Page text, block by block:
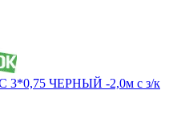
3*0,75 ЧЕРНЫЙ -2,0м с з/к